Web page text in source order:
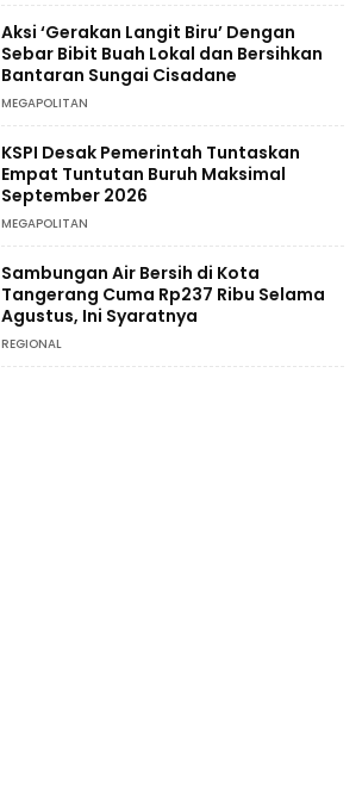
Aksi ‘Gerakan Langit Biru’ Dengan
Sebar Bibit Buah Lokal dan Bersihkan
Bantaran Sungai Cisadane
MEGAPOLITAN
KSPI Desak Pemerintah Tuntaskan
Empat Tuntutan Buruh Maksimal
September 2026
MEGAPOLITAN
Sambungan Air Bersih di Kota
Tangerang Cuma Rp237 Ribu Selama
Agustus, Ini Syaratnya
REGIONAL